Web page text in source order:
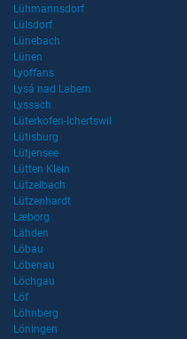
Lühmannsdorf
Lülsdorf
Lünebach
Lünen
Lyoffans
Lysá nad Labem
Lyssach
Lüterkofen-Ichertswil
Lütisburg
Lütjensee
Lütten Klein
Lützelbach
Lützenhardt
Læborg
Lähden
Löbau
Löbenau
Löchgau
Löf
Löhnberg
Löningen